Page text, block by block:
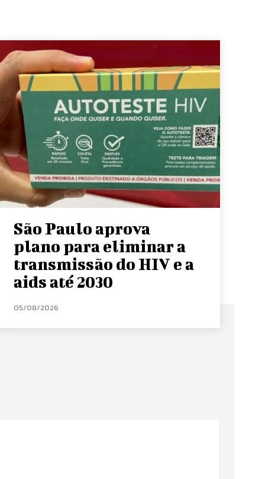
São Paulo aprova
plano para eliminar a
transmissão do HIV e a
aids até 2030
05/08/2026